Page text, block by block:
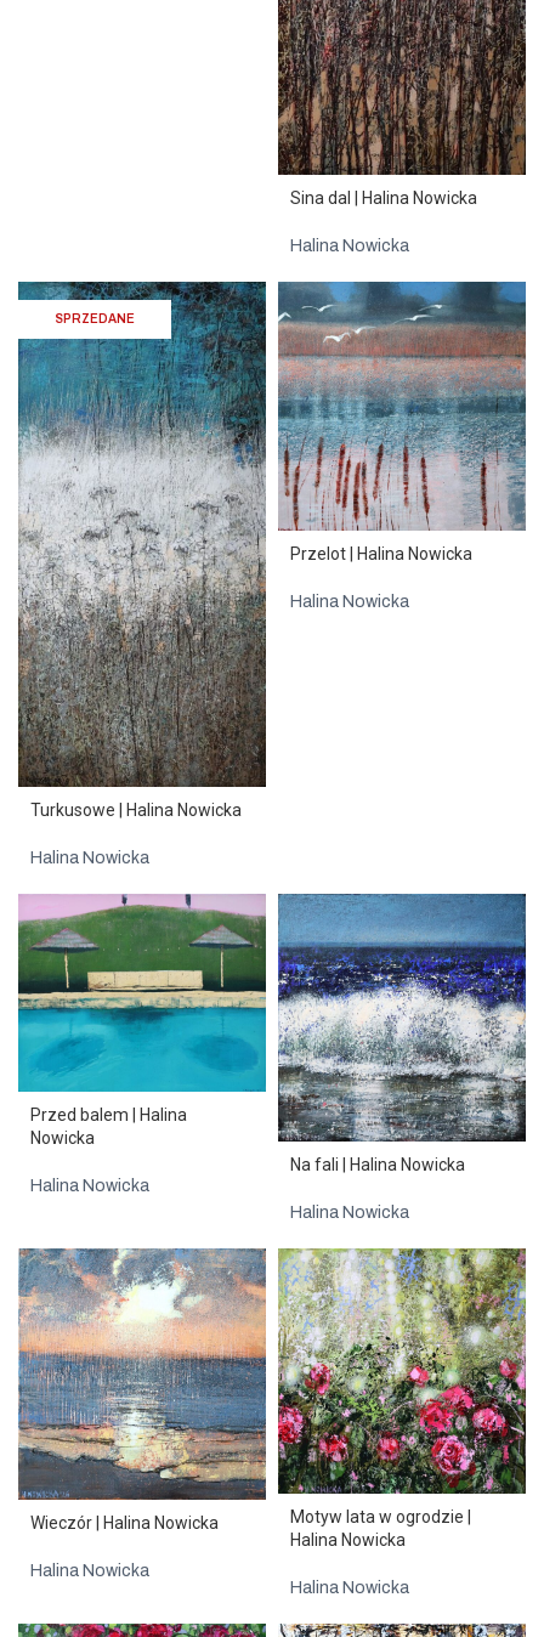
Sina dal | Halina Nowicka
Halina Nowicka
SPRZEDANE
Turkusowe | Halina Nowicka
Halina Nowicka
Przelot | Halina Nowicka
Halina Nowicka
Przed balem | Halina
Nowicka
Halina Nowicka
Na fali | Halina Nowicka
Halina Nowicka
Wieczór | Halina Nowicka
Halina Nowicka
Motyw lata w ogrodzie |
Halina Nowicka
Halina Nowicka